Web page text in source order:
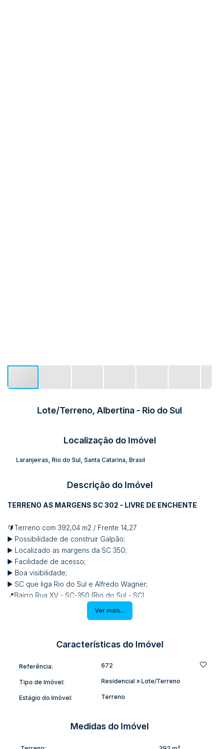
Lote/Terreno, Albertina - Rio do Sul
Localização do Imóvel
Laranjeiras Rio do Sul Santa Catarina Brasil
Descrição do Imóvel
TERRENO AS MARGENS SC 302 - LIVRE DE ENCHENTE
🔰Terreno com 392,04 m2 / Frente 14,27
▶️ Possibilidade de construir Galpão;
▶️ Localizado as margens da SC 350;
▶️ Facilidade de acesso;
▶️ Boa visibilidade;
▶️ SC que liga Rio do Sul e Alfredo Wagner;
📍Bairro Rua XV - SC-350 (Rio do Sul - SC)
Casa (Lontras / Aurora);
Pronto para construir! Não perca essa chance!
Ver mais...
Características do Imóvel
Referência: 672
Tipo de Imóvel: Residencial » Lote/Terreno
Estágio do Imóvel: Terreno
Medidas do Imóvel